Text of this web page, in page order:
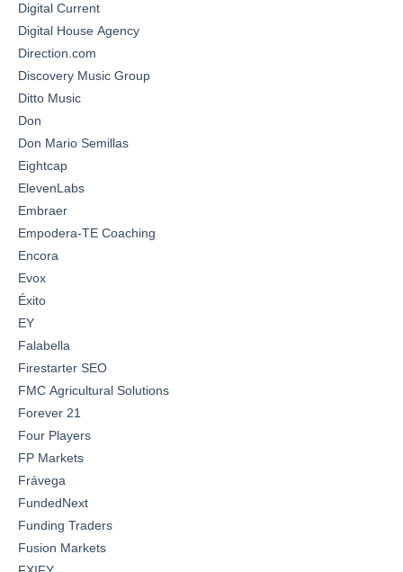
Digital Current
Digital House Agency
Direction.com
Discovery Music Group
Ditto Music
Don
Don Mario Semillas
Eightcap
ElevenLabs
Embraer
Empodera-TE Coaching
Encora
Evox
Éxito
EY
Falabella
Firestarter SEO
FMC Agricultural Solutions
Forever 21
Four Players
FP Markets
Frávega
FundedNext
Funding Traders
Fusion Markets